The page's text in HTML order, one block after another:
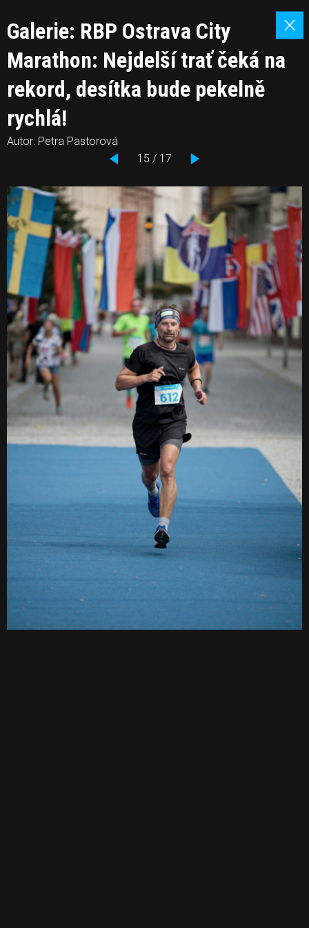
Galerie: RBP Ostrava City
Marathon: Nejdelší trať čeká na
rekord, desítka bude pekelně
rychlá!
Autor: Petra Pastorová
15 / 17